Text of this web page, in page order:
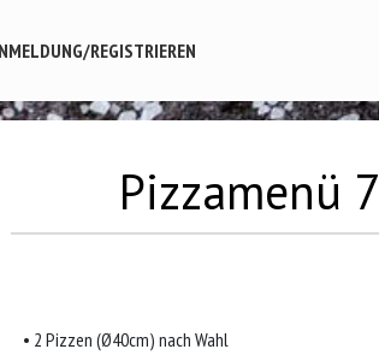
REGISTRIEREN
Pizzamenü 7
• 2 Pizzen (Ø40cm) nach Wahl